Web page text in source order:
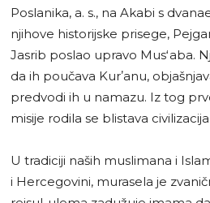
Poslanika, a. s., na Akabi s
njihove historijske prisege,
Jasrib poslao upravo Musʻaba.
da ih poučava Kurʼanu,
predvodi ih u namazu. Iz tog
misije rodila se blistava
U tradiciji naših muslimana i
i Hercegovini, murasela je